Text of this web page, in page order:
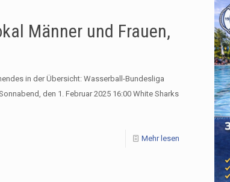
Männer und Frauen,
in der Übersicht: Wasserball-Bundesliga
den 1. Februar 2025 16:00 White Sharks
Mehr lesen